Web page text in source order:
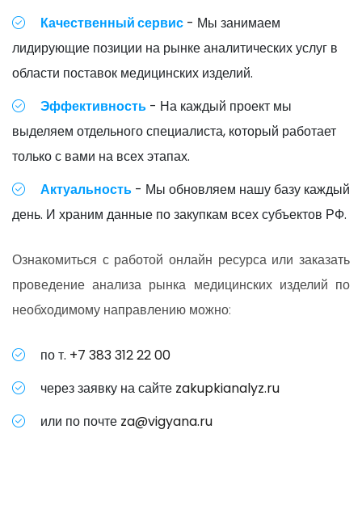
Качественный сервис - Мы занимаем
лидирующие позиции на рынке аналитических услуг в
области поставок медицинских изделий.
Эффективность - На каждый проект мы
выделяем отдельного специалиста, который работает
только с вами на всех этапах.
Актуальность - Мы обновляем нашу базу каждый
день. И храним данные по закупкам всех субъектов РФ.
Ознакомиться с работой онлайн ресурса или заказать
проведение анализа рынка медицинских изделий по
необходимому направлению можно:
по т. +7 383 312 22 00
через заявку на сайте zakupkianalyz.ru
или по почте za@vigyana.ru